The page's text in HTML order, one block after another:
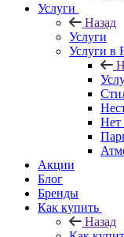
Услуги
Назад
Услуги
Услуги в
Нет
Акции
Блог
Бренды
Как купить
Назад